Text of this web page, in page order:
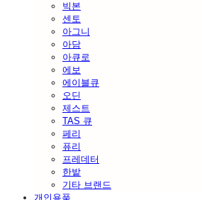
빅본
센토
아그니
아담
아큐로
에보
에이블큐
오딘
제스트
TAS 큐
페리
퓨리
프레데터
한밭
기타 브랜드
개인용품